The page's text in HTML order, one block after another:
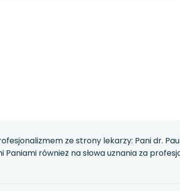
ze strony lekarzy: Pani dr.
Paniami również na słowa uznania za